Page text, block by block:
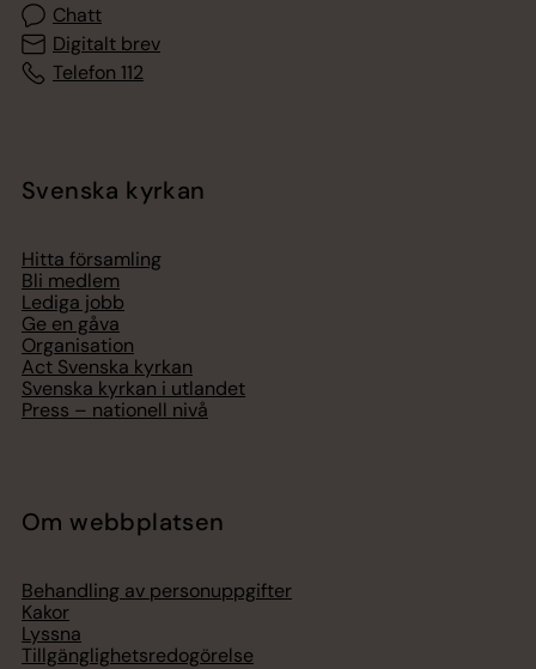
Chatt
Digitalt brev
Telefon 112
Svenska kyrkan
Hitta församling
Bli medlem
Lediga jobb
Ge en gåva
Organisation
Act Svenska kyrkan
Svenska kyrkan i utlandet
Press – nationell nivå
Om webbplatsen
Behandling av personuppgifter
Kakor
Lyssna
Tillgänglighetsredogörelse